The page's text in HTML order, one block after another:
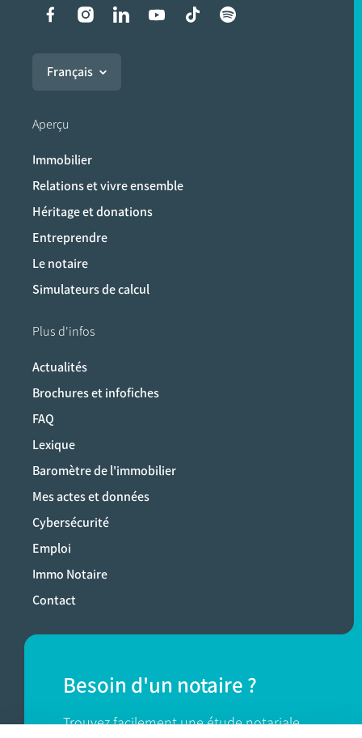
Liens vers les réseaux
Français
Aperçu
Immobilier
Relations et vivre ensemble
Héritage et donations
Entreprendre
Le notaire
Simulateurs de calcul
Plus d'infos
Actualités
Brochures et infofiches
FAQ
Lexique
Baromètre de l'immobilier
Mes actes et données
Cybersécurité
Emploi
Immo Notaire
Contact
Besoin d'un notaire ?
Trouvez facilement une étude notariale